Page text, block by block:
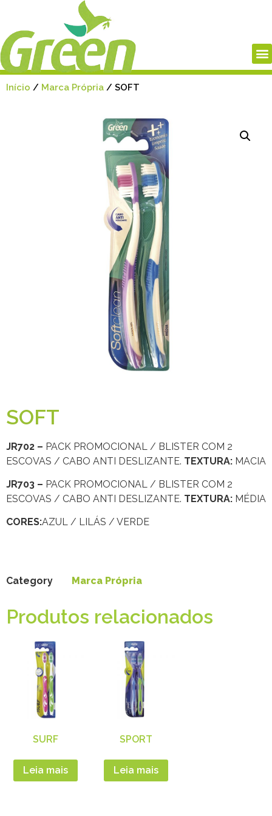
Início / Marca Própria / SOFT
SOFT
JR702 – PACK PROMOCIONAL / BLISTER COM 2
ESCOVAS / CABO ANTI DESLIZANTE. TEXTURA: MACIA
JR703 – PACK PROMOCIONAL / BLISTER COM 2
ESCOVAS / CABO ANTI DESLIZANTE. TEXTURA: MÉDIA
CORES:AZUL / LILÁS / VERDE
Category Marca Própria
Produtos relacionados
SURF
Leia mais
SPORT
Leia mais